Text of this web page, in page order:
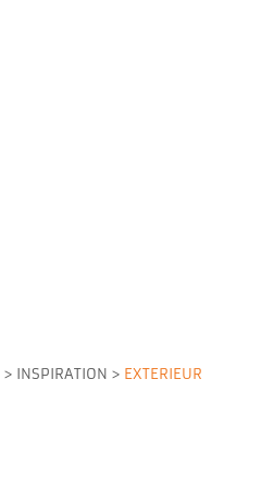
> INSPIRATION > EXTERIEUR